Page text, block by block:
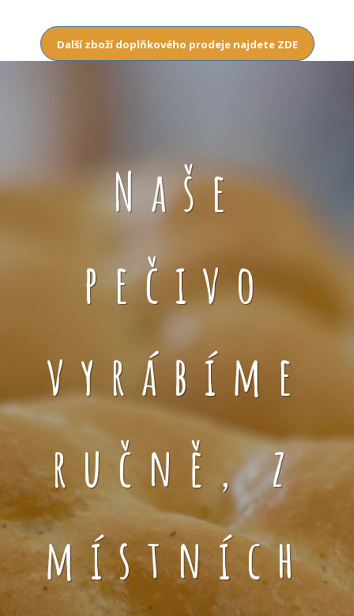
Další zboží doplňkového prodeje najdete ZDE
Naše
pečivo
vyrábíme
ručně, z
místních